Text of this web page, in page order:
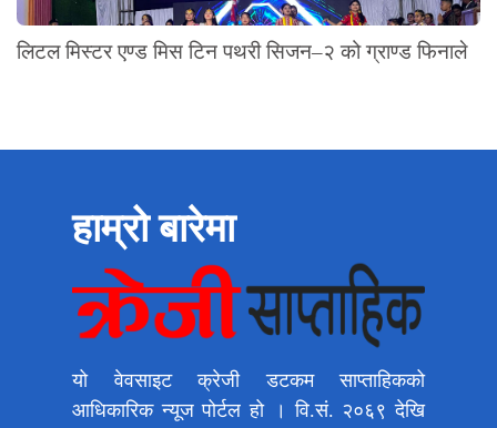
लिटल मिस्टर एण्ड मिस टिन पथरी सिजन–२ को ग्राण्ड फिनाले
हाम्रो बारेमा
यो वेवसाइट क्रेजी डटकम साप्ताहिकको
आधिकारिक न्यूज पोर्टल हो । वि.सं. २०६९ देखि